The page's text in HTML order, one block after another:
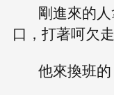
剛進來的
口，打著呵欠
他來換班的